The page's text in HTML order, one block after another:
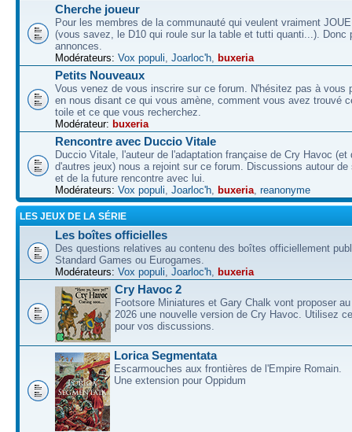
Cherche joueur
Pour les membres de la communauté qui veulent vraiment
(vous savez, le D10 qui roule sur la table et tutti quanti...). Donc
annonces.
Modérateurs: Vox populi, Joarloc'h, buxeria
Petits Nouveaux
Vous venez de vous inscrire sur ce forum. N'hésitez pas à vous
en nous disant ce qui vous amène, comment vous avez trouvé
toile et ce que vous recherchez.
Modérateur: buxeria
Rencontre avec Duccio Vitale
Duccio Vitale, l'auteur de l'adaptation française de Cry Havoc (et
d'autres jeux) nous a rejoint sur ce forum. Discussions autour de
et de la future rencontre avec lui.
Modérateurs: Vox populi, Joarloc'h, buxeria, reanonyme
LES JEUX DE LA SÉRIE
Les boîtes officielles
Des questions relatives au contenu des boîtes officiellement
Standard Games ou Eurogames.
Modérateurs: Vox populi, Joarloc'h, buxeria
Cry Havoc 2
Footsore Miniatures et Gary Chalk vont proposer
2026 une nouvelle version de Cry Havoc. Utilisez
pour vos discussions.
Lorica Segmentata
Escarmouches aux frontières de l'Empire Romain.
Une extension pour Oppidum